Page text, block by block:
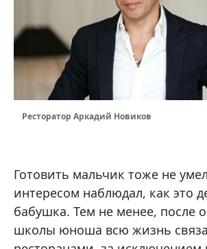
Ресторатор Аркадий Новиков
Готовить мальчик тоже не
интересом наблюдал, как это
бабушка. Тем не менее, после
школы юноша всю жизнь